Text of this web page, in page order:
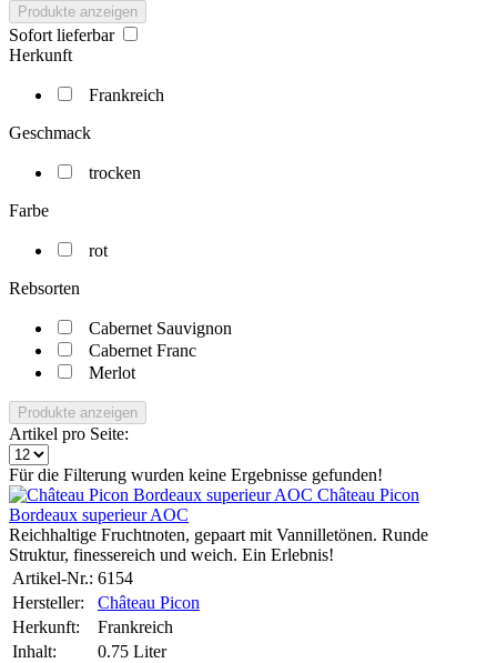
Produkte anzeigen
Sofort lieferbar
Herkunft
Frankreich
Geschmack
trocken
Farbe
rot
Rebsorten
Cabernet Sauvignon
Cabernet Franc
Merlot
Produkte anzeigen
Artikel pro Seite:
Für die Filterung wurden keine Ergebnisse gefunden!
Château Picon
Bordeaux superieur AOC
Reichhaltige Fruchtnoten, gepaart mit Vannilletönen. Runde
Struktur, finessereich und weich. Ein Erlebnis!
Artikel-Nr.: 6154
Hersteller:
Château Picon
Herkunft:
Frankreich
Inhalt:
0.75 Liter